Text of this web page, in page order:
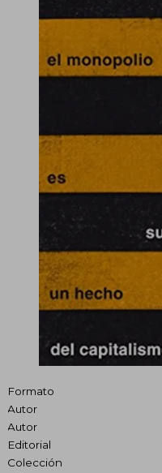
Formato
Autor
Autor
Editorial
Colección